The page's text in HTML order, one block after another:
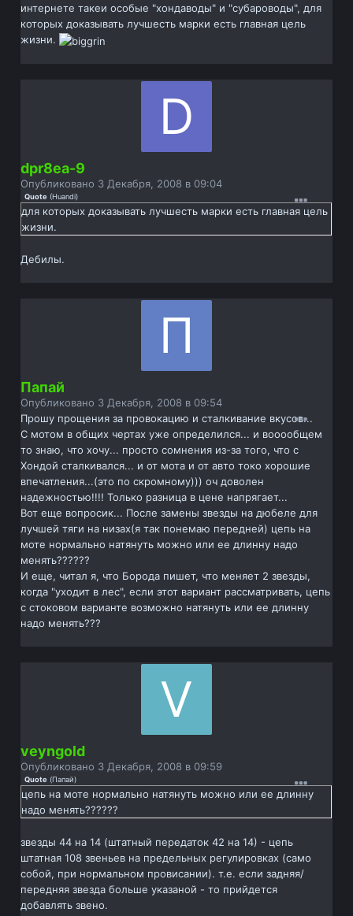
интернете такеи особые "хондаводы" и "субароводы", для
которых доказывать лучшесть марки есть главная цель
жизни.
dpr8ea-9
Опубликовано 3 Декабря, 2008 в 09:04
Quote (Huandi)
для которых доказывать лучшесть марки есть главная цель
жизни.
Дебилы.
Папай
Опубликовано 3 Декабря, 2008 в 09:54
Прошу прощения за провокацию и сталкивание вкусов...
С мотом в общих чертах уже определился... и вооообщем
то знаю, что хочу... просто сомнения из-за того, что с
Хондой сталкивался... и от мота и от авто токо хорошие
впечатления...(это по скромному))) оч доволен
надежностью!!!! Только разница в цене напрягает...
Вот еще вопросик... После замены звезды на дюбеле для
лучшей тяги на низах(я так понемаю передней) цепь на
моте нормально натянуть можно или ее длинну надо
менять??????
И еще, читал я, что Борода пишет, что меняет 2 звезды,
когда "уходит в лес", если этот вариант рассматривать, цепь
с стоковом варианте возможно натянуть или ее длинну
надо менять???
veyngold
Опубликовано 3 Декабря, 2008 в 09:59
Quote (Папай)
цепь на моте нормально натянуть можно или ее длинну
надо менять??????
звезды 44 на 14 (штатный передаток 42 на 14) - цепь
штатная 108 звеньев на предельных регулировках (само
собой, при нормальном провисании). т.е. если задняя/
передняя звезда больше указаной - то прийдется
добавлять звено.